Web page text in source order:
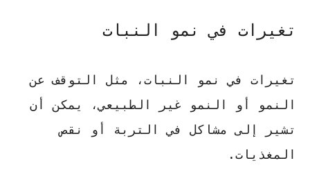
تغيرات في نمو النبات
تغيرات في نمو النبات، مثل التوقف عن
النمو أو النمو غير الطبيعي، يمكن أن
تشير إلى مشاكل في التربة أو نقص
المغذيات.